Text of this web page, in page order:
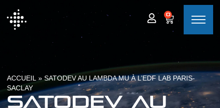
0
ACCUEIL »SATODEV AU LAMBDA MU À L’EDF LAB PARIS-
SACLAY
SATODEV au